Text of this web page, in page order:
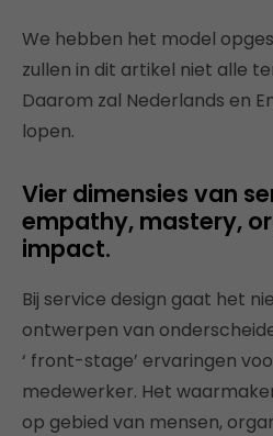
We hebben het model
zullen in dit artikel niet alle
Daarom zal Nederlands en
lopen.
Vier dimensies van
empathy, mastery,
impact.
Bij service design gaat het
ontwerpen van
‘ front-stage’ ervaringen
medewerker. Het
op gebied van mensen,